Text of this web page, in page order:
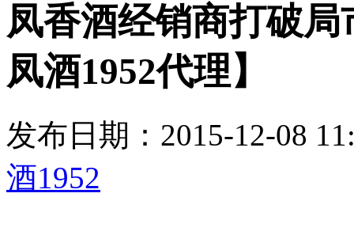
凤香酒经销商打破
凤酒1952代理】
发布日期：2015-12-08
酒1952